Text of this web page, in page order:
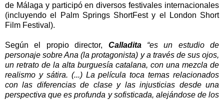
de Málaga y participó en diversos festivales internacionales
(incluyendo el Palm Springs ShortFest y el London Short
Film Festival).
Según el propio director, Calladita “es un estudio de
personaje sobre Ana (la protagonista) y a través de sus ojos,
un retrato de la alta burguesía catalana, con una mezcla de
realismo y sátira. (...) La película toca temas relacionados
con las diferencias de clase y las injusticias desde una
perspectiva que es profunda y sofisticada, alejándose de los